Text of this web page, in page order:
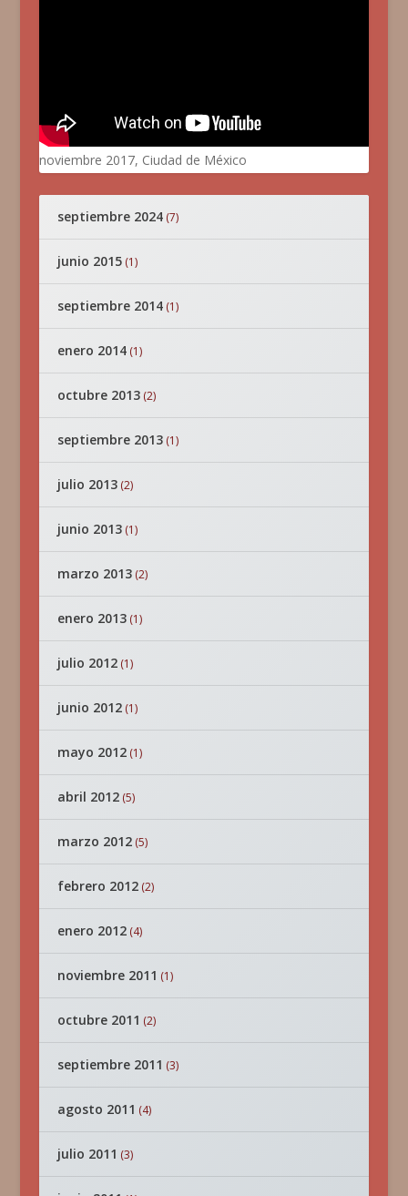
noviembre 2017, Ciudad de México
septiembre 2024(7)
junio 2015(1)
septiembre 2014(1)
enero 2014(1)
octubre 2013(2)
septiembre 2013(1)
julio 2013(2)
junio 2013(1)
marzo 2013(2)
enero 2013(1)
julio 2012(1)
junio 2012(1)
mayo 2012(1)
abril 2012(5)
marzo 2012(5)
febrero 2012(2)
enero 2012(4)
noviembre 2011 (1)
octubre 2011 (2)
septiembre 2011 (3)
agosto 2011 (4)
julio 2011 (3)